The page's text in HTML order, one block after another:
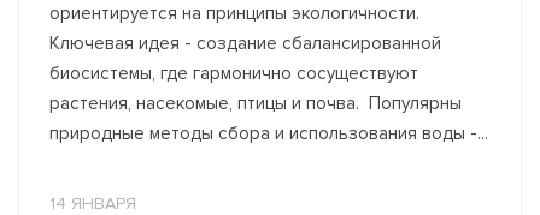
ориентируется на принципы экологичности.
Ключевая идея - создание сбалансированной
биосистемы, где гармонично сосуществуют
растения, насекомые, птицы и почва. Популярны
природные методы сбора и использования воды -...
14 ЯНВАРЯ